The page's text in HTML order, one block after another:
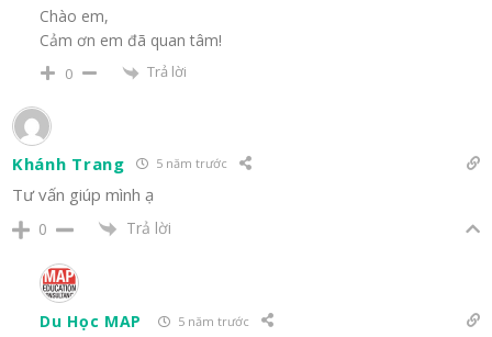
Chào em,
Cảm ơn em đã quan tâm!
0 Trả lời
Khánh Trang 5 năm trước
Tư vấn giúp mình ạ
0 Trả lời
Du Học MAP 5 năm trước